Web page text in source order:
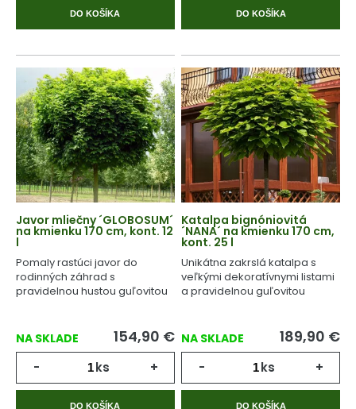
DO KOŠÍKA DO KOŠÍKA
Javor mliečny ´GLOBOSUM´
na kmienku 170 cm, kont. 12
l
Pomaly rastúci javor do
rodinných záhrad s
pravidelnou hustou guľovitou
NA SKLADE 154,90 €
- ks +
DO KOŠÍKA
Katalpa bignóniovitá
´NANA´ na kmienku 170 cm,
kont. 25 l
Unikátna zakrslá katalpa s
veľkými dekoratívnymi listami
a pravidelnou guľovitou
NA SKLADE 189,90 €
- ks +
DO KOŠÍKA